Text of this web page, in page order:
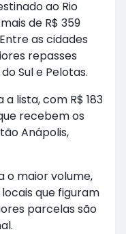
ao Rio
de R$ 359
as cidades
repasses
Sul e Pelotas.
lista, com R$ 183
recebem os
Anápolis,
o maior volume,
locais que figuram
parcelas são